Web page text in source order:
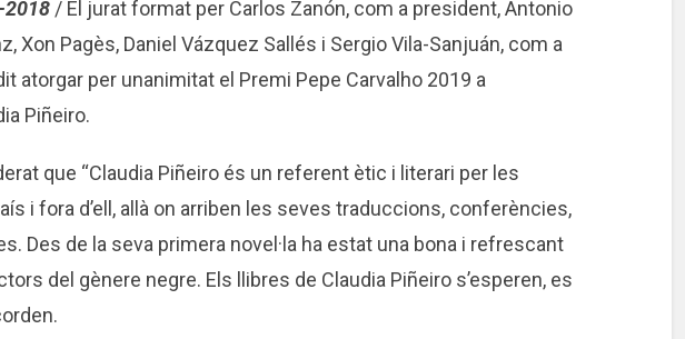
2018/ El jurat format per Carlos Zanón, com a president, Antonio
Xon Pagès, Daniel Vázquez Sallés i Sergio Vila-Sanjuán, com a
atorgar per unanimitat el Premi Pepe Carvalho 2019 a
Piñeiro.
que “Claudia Piñeiro és un referent ètic i literari per les
i fora d’ell, allà on arriben les seves traduccions, conferències,
Des de la seva primera novel·la ha estat una bona i refrescant
del gènere negre. Els llibres de Claudia Piñeiro s’esperen, es